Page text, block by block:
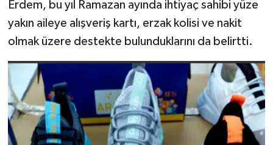
Erdem, bu yıl Ramazan ayında ihtiyaç sahibi yüze
yakın aileye alışveriş kartı, erzak kolisi ve nakit
olmak üzere destekte bulunduklarını da belirtti.